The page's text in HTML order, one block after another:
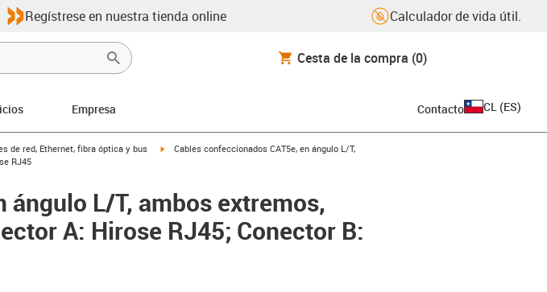
Regístrese en nuestra tienda online Calculador de vida útil.
Cesta de la compra (0)
Empresa Contacto CL (ES)
arrow-right
de red, Ethernet, fibra óptica y bus igus-icon-arrow-right
Cables confeccionados CAT5e, en ángulo L/T,
RJ45
ángulo L/T, ambos extremos,
A: Hirose RJ45; Conector B: